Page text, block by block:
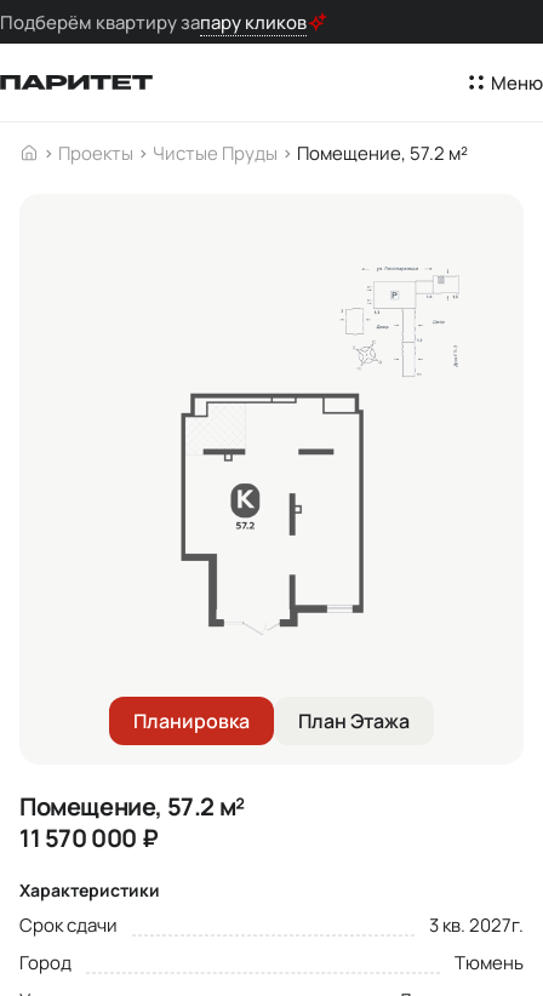
Подберём квартиру запару кликов
Меню
Проекты Чистые Пруды Помещение, 57.2 м²
Планировка План Этажа
Помещение, 57.2 м²
11 570 000 ₽
Характеристики
Срок сдачи
3 кв. 2027г.
Город
Тюмень